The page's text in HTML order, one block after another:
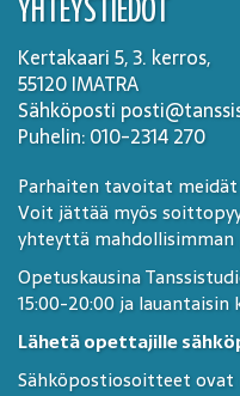
YHTEYSTIEDOT
Kertakaari 5, 3. kerros,
55120 IMATRA
Sähköposti
Puhelin: 010-2314 270
Parhaiten tavoitat
Voit jättää myös
yhteyttä mahdollisimman
Opetuskausina
15:00-20:00 ja lauantaisin
Lähetä opettajille
Sähköpostiosoitteet ovat